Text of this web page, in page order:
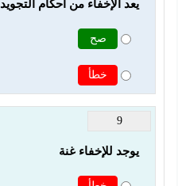
يعد الإخفاء من أحكام التجويد
صح
خطأ
9
يوجد للإخفاء غنة